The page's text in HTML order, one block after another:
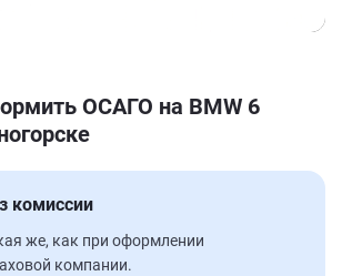
ОСАГО на BMW 6
комиссии
же, как при оформлении
компании.